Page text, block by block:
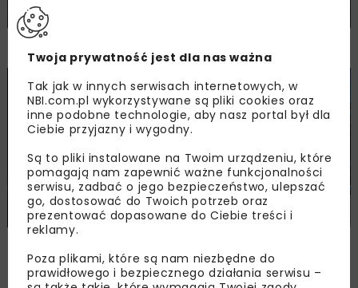
2,25 mld zł kredytu dla PGE
BUDOWNICTWO WIADOMOŚCI
inwestycji w infrastrukturę społeczną
Twoja prywatność jest dla nas ważna
Tak jak w innych serwisach internetowych, w
NBI.com.pl wykorzystywane są pliki cookies oraz
inne podobne technologie, aby nasz portal był dla
Ciebie przyjazny i wygodny.
Są to pliki instalowane na Twoim urządzeniu, które
pomagają nam zapewnić ważne funkcjonalności
serwisu, zadbać o jego bezpieczeństwo, ulepszać
go, dostosować do Twoich potrzeb oraz
prezentować dopasowane do Ciebie treści i
reklamy.
Poza plikami, które są nam niezbędne do
prawidłowego i bezpiecznego działania serwisu –